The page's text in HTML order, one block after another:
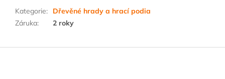
Kategorie:
Dřevěné hrady a hrací podia
Záruka: 2 roky